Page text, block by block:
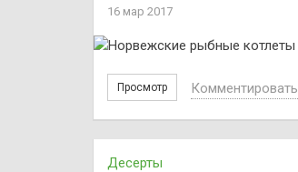
16 мар 2017
Просмотр
Комментировать
Десерты